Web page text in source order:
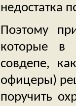
недостатка
Поэтому
которые в
совдепе,
офицеры)
поручить